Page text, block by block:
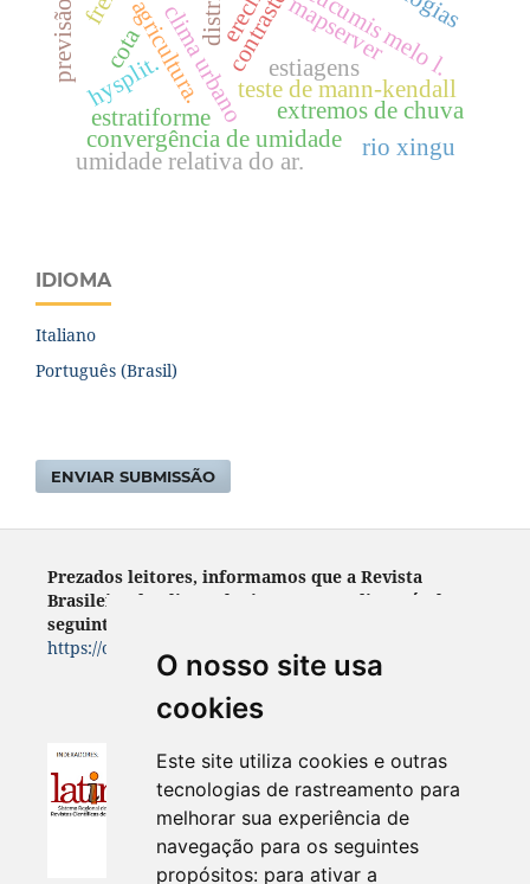
O nosso site usa
cookies
Este site utiliza cookies e outras
tecnologias de rastreamento para
melhorar sua experiência de
navegação para os seguintes
propósitos: para ativar a
clima urbanoteste de mann-kendall
agricultura. cucumis melo l.
extremos de chuva
convergência de umidade
estiagens
estratiforme
umidade relativa do ar.
hysplit.
mapserver
rio xingu
cota
IDIOMA
Italiano
Português (Brasil)
ENVIAR SUBMISSÃO
Prezados leitores, informamos que a Revista
Brasileira de Climatologia encontra- disponível no
seguinte endereço:
https://ojs.ufgd.edu.br/index.php/rbclima